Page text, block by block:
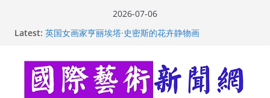
2026-07-06
Latest: “梵心”归处：一场展览 连着攀枝花的千里乡愁
美国人
玛丽安娜·卡拉切娃的绘画：幽默和难以言喻的快乐
苏方 ：“字”得其乐